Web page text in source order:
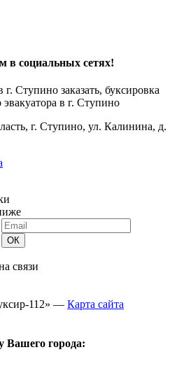
в социальных сетях!
Ступино заказать, буксировка
эвакуатора в г. Ступино
г. Ступино, ул. Калинина, д.
связи
112» — Карта сайта
Вашего города: